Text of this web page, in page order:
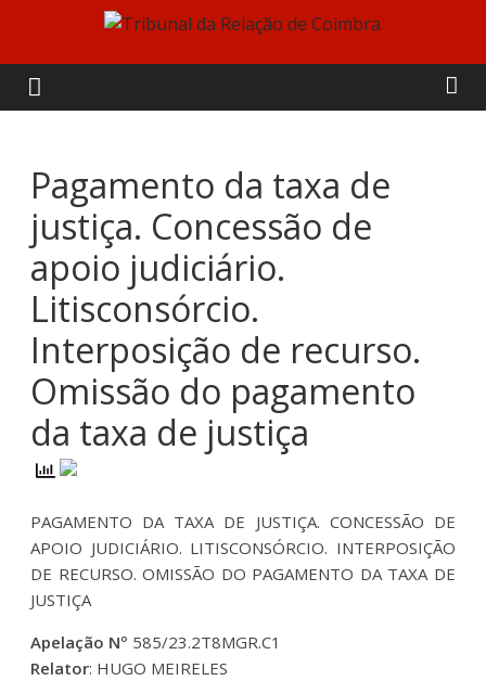
content
Tribunal
da
Relação
de
Coimbra
Pagamento da taxa de
justiça. Concessão de
apoio judiciário.
Litisconsórcio.
Interposição de recurso.
Omissão do pagamento
da taxa de justiça
PAGAMENTO DA TAXA DE JUSTIÇA. CONCESSÃO DE
APOIO JUDICIÁRIO. LITISCONSÓRCIO. INTERPOSIÇÃO
DE RECURSO. OMISSÃO DO PAGAMENTO DA TAXA DE
JUSTIÇA
Apelação Nº 585/23.2T8MGR.C1
Relator: HUGO MEIRELES